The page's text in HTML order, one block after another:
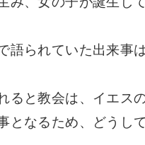
語られていた出来事
ると教会は、イエス
となるため、どうし